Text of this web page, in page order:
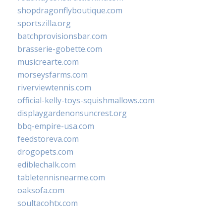
shopdragonflyboutique.com
sportszilla.org
batchprovisionsbar.com
brasserie-gobette.com
musicrearte.com
morseysfarms.com
riverviewtennis.com
official-kelly-toys-squishmallows.com
displaygardenonsuncrest.org
bbq-empire-usa.com
feedstoreva.com
drogopets.com
ediblechalk.com
tabletennisnearme.com
oaksofa.com
soultacohtx.com